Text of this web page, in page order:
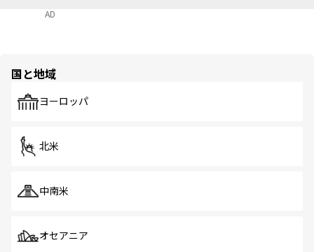
AD
国と地域
ヨーロッパ
北米
中南米
オセアニア